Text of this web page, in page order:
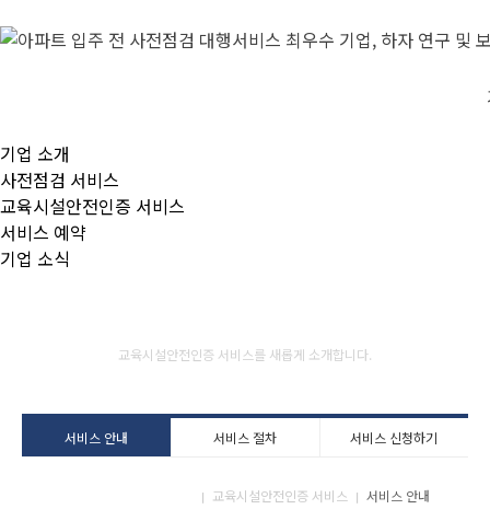
기업 소개
사전점검 서비스
교육시설안전인증 서비스
서비스 예약
기업 소식
교육시설안전인증 서비스를 새롭게 소개합니다.
서비스 안내 서비스 절차 서비스 신청하기
교육시설안전인증 서비스 서비스 안내